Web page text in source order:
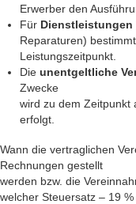
Erwerber den
Für Dienstleistungen
Reparaturen)
Leistungszeitpunkt.
Die unentgeltliche
Zwecke
wird zu dem Zeitpunkt
erfolgt.
Wann die vertraglichen
Rechnungen gestellt
werden bzw. die
welcher Steuersatz – 19